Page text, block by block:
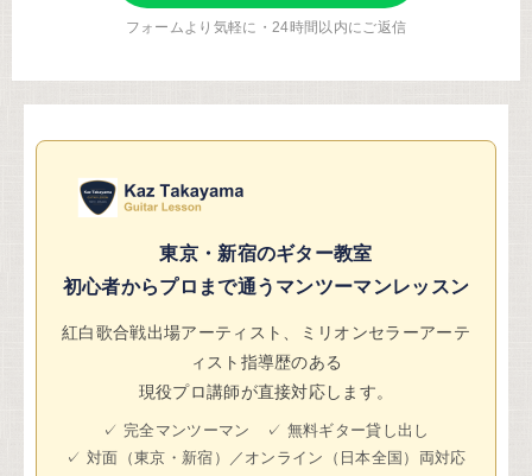
フォームより気軽に・24時間以内にご返信
東京・新宿のギター教室
初心者からプロまで通うマンツーマンレッスン
紅白歌合戦出場アーティスト、ミリオンセラーアーテ
ィスト指導歴のある
現役プロ講師が直接対応します。
✓ 完全マンツーマン ✓ 無料ギター貸し出し
✓ 対面（東京・新宿）／オンライン（日本全国）両対応